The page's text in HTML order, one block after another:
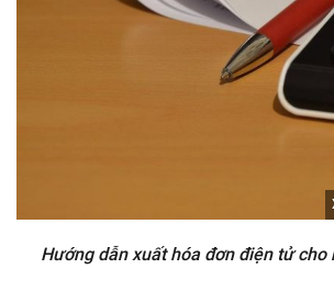
Hướng dẫn xuất hóa đơn điện tử cho